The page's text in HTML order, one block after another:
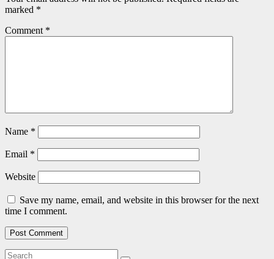
marked *
Comment *
Name *
Email *
Website
Save my name, email, and website in this browser for the next
time I comment.